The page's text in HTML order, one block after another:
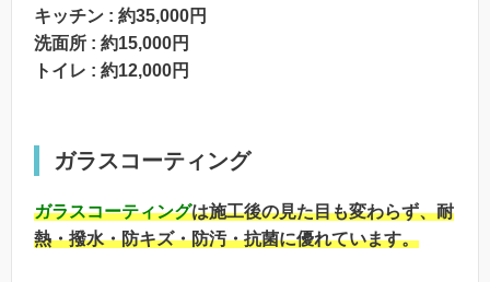
キッチン : 約35,000円
洗面所 : 約15,000円
トイレ : 約12,000円
ガラスコーティング
ガラスコーティングは施工後の見た目も変わらず、耐
熱・撥水・防キズ・防汚・抗菌に優れています。